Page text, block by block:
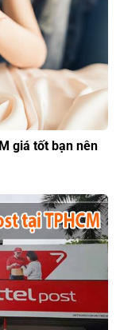
giá tốt bạn nên